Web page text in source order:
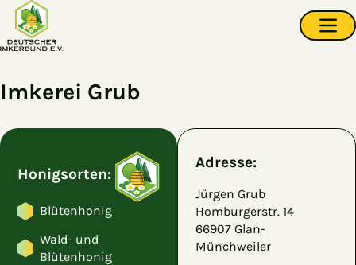
Zum Hauptinhalt springen
Imkerei Grub
Honigsorten:
Blütenhonig
Wald- und
Blütenhonig
Adresse:
Jürgen Grub
Homburgerstr. 14
66907 Glan-
Münchweiler